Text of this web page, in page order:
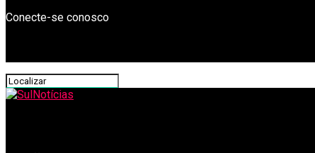
Conecte-se conosco